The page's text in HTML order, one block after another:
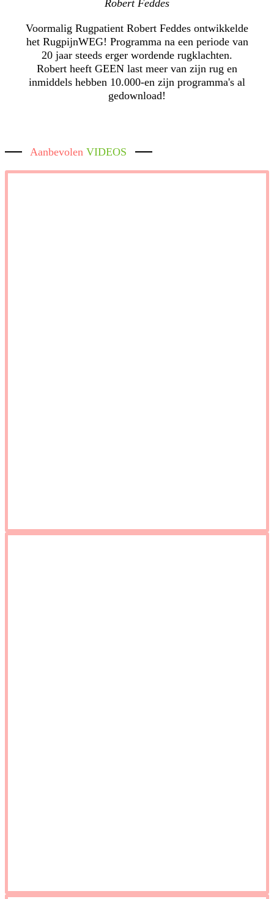
Robert Feddes
Voormalig Rugpatient Robert Feddes ontwikkelde
het RugpijnWEG! Programma na een periode van
20 jaar steeds erger wordende rugklachten.
Robert heeft GEEN last meer van zijn rug en
inmiddels hebben 10.000-en zijn programma's al
gedownload!
AanbevolenVIDEOS